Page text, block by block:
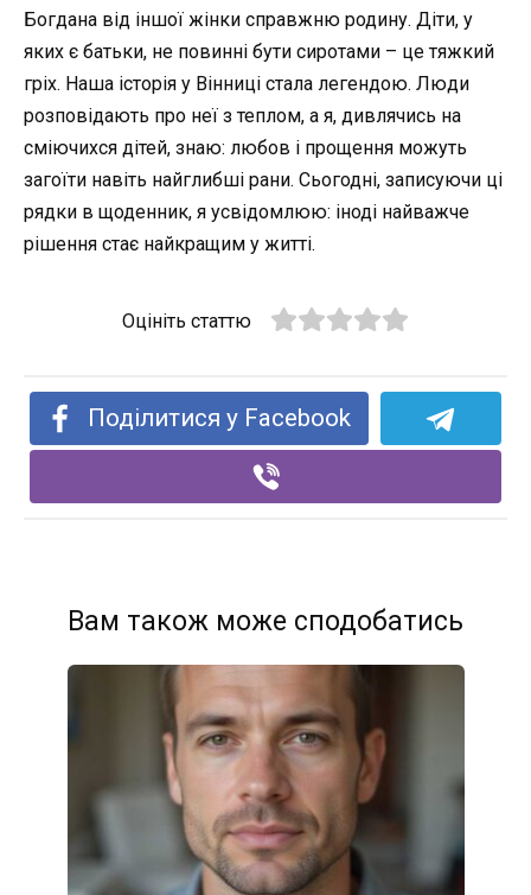
Богдана від іншої жінки справжню родину. Діти, у
яких є батьки, не повинні бути сиротами – це тяжкий
гріх. Наша історія у Вінниці стала легендою. Люди
розповідають про неї з теплом, а я, дивлячись на
сміючихся дітей, знаю: любов і прощення можуть
загоїти навіть найглибші рани. Сьогодні, записуючи ці
рядки в щоденник, я усвідомлюю: іноді найважче
рішення стає найкращим у житті.
Оцініть статтю
Поділитися у Facebook
Вам також може сподобатись